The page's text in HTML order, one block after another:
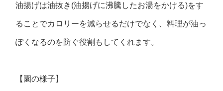
油揚げは油抜き (油揚げに沸騰したお湯をかける)をす
ることでカロリーを減らせるだけでなく、料理が油っ
ぽくなるのを防ぐ役割もしてくれます。
【園の様子】